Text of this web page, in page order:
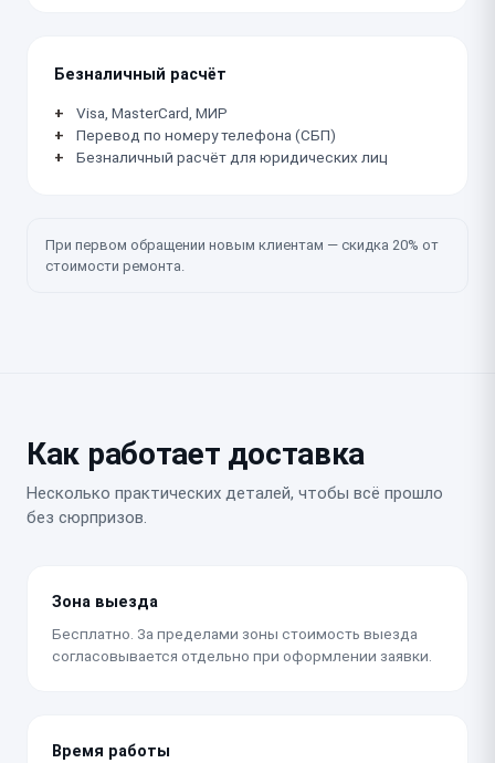
Безналичный расчёт
Visa, MasterCard, МИР
Перевод по номеру телефона (СБП)
Безналичный расчёт для юридических лиц
При первом обращении новым клиентам — скидка 20% от
стоимости ремонта.
Как работает доставка
Несколько практических деталей, чтобы всё прошло
без сюрпризов.
Зона выезда
Бесплатно. За пределами зоны стоимость выезда
согласовывается отдельно при оформлении заявки.
Время работы